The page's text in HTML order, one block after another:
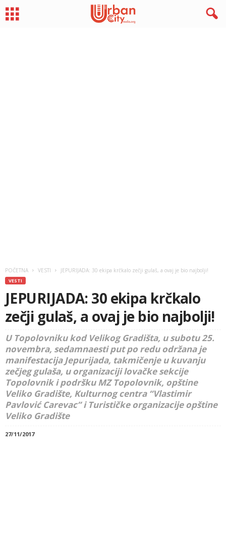
POČETNA VESTI JEPURIJADA: 30 ekipa krčkalo zečji gulaš, a ovaj je bio najbolji!
VESTI
JEPURIJADA: 30 ekipa krčkalo
zečji gulaš, a ovaj je bio najbolji!
U Topolovniku kod Velikog Gradišta, u subotu 25.
novembra, sedamnaesti put po redu održana je
manifestacija Jepurijada, takmičenje u kuvanju
zečjeg gulaša, u organizaciji lovačke sekcije
Topolovnik i podršku MZ Topolovnik, opštine
Veliko Gradište, Kulturnog centra “Vlastimir
Pavlović Carevac” i Turističke organizacije opštine
Veliko Gradište
27/11/2017